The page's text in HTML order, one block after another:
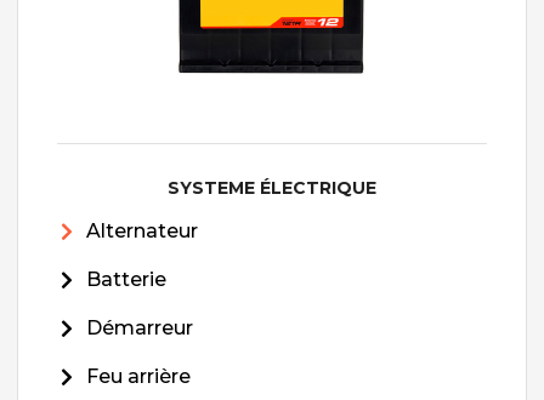
SYSTEME ÉLECTRIQUE
Alternateur
Batterie
Démarreur
Feu arrière